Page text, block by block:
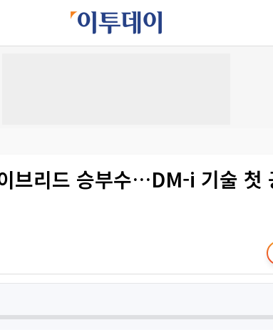
브리드 승부수…DM-i 기술 첫